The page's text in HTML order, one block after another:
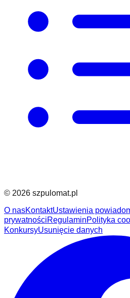
© 2026 szpulomat.pl
O nasKontaktUstawienia
prywatnościRegulaminPolityka
KonkursyUsunięcie danych